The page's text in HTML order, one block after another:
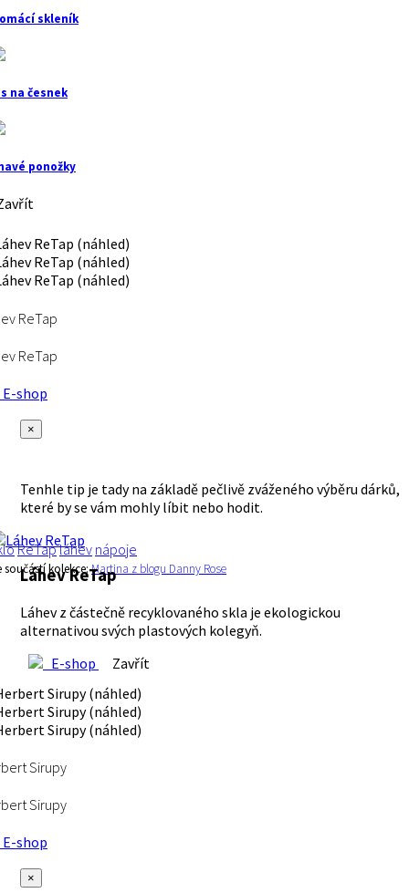
skleník
na česnek
ponožky
ReTap
ReTap
shop
×
Tenhle tip je tady na základě pečlivě zváženého výběru dárků,
které by se vám mohly líbit nebo hodit.
ReTapláhev nápoje
součástí kolekce:Martina z blogu Danny Rose
Láhev ReTap
Láhev z částečně recyklovaného skla je ekologickou
alternativou svých plastových kolegyň.
E-shop
Zavřít
Sirupy
Sirupy
shop
×